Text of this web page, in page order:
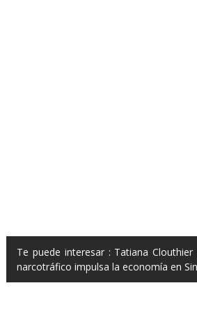
Te puede interesar : Tatiana
narcotráfico impulsa la economía en